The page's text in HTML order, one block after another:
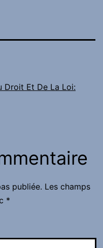
Droit Et De La Loi:
publiée. Les champs
*